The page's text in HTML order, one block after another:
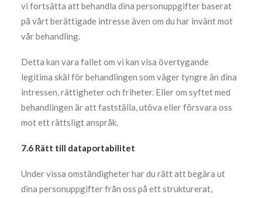
vi fortsätta att behandla dina personuppgifter baserat
på vårt berättigade intresse även om du har invänt mot
vår behandling.
Detta kan vara fallet om vi kan visa övertygande
legitima skäl för behandlingen som väger tyngre än dina
intressen, rättigheter och friheter. Eller om syftet med
behandlingen är att fastställa, utöva eller försvara oss
mot ett rättsligt anspråk.
7.6 Rätt till dataportabilitet
Under vissa omständigheter har du rätt att begära ut
dina personuppgifter från oss på ett strukturerat,